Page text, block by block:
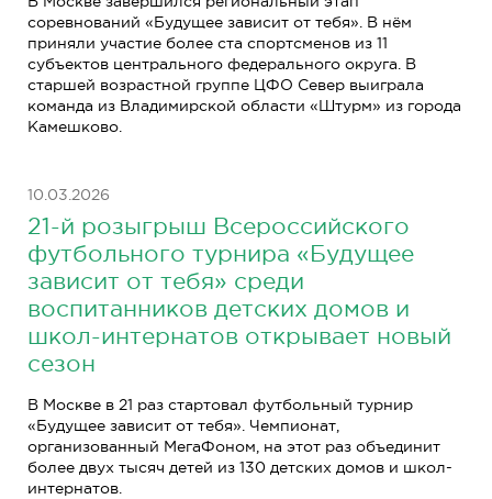
соревнований «Будущее зависит от тебя». В нём
приняли участие более ста спортсменов из 11
субъектов центрального федерального округа. В
старшей возрастной группе ЦФО Север выиграла
команда из Владимирской области «Штурм» из города
Камешково.
10.03.2026
21-й розыгрыш Всероссийского
футбольного турнира «Будущее
зависит от тебя» среди
воспитанников детских домов и
школ-интернатов открывает новый
сезон
В Москве в 21 раз стартовал футбольный турнир
«Будущее зависит от тебя». Чемпионат,
организованный МегаФоном, на этот раз объединит
более двух тысяч детей из 130 детских домов и школ-
интернатов.